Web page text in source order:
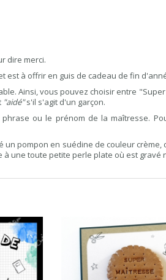
dire merci.
est à offrir en guis de cadeau de fin
Ainsi, vous pouvez choisir entre
"aidé"s'il s'agit d'un garçon.
ou le prénom de la maîtresse.
pompon en suédine de couleur
une toute petite perle plate où est gravé